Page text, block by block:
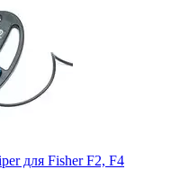
для Fisher F2, F4